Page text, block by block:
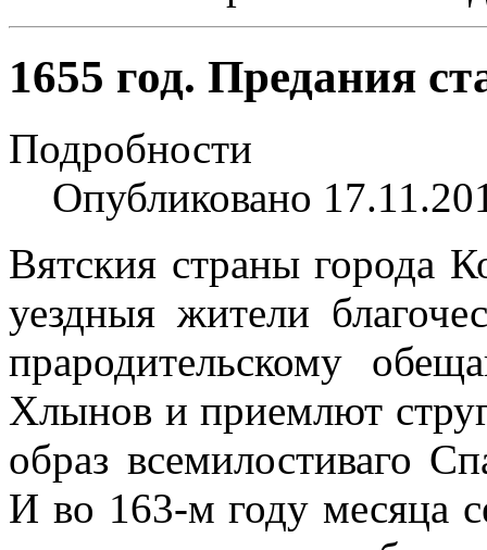
1655 год. Предания
Подробности
Опубликовано
Вятския страны города
уездныя жители
прародительскому
Хлынов и приемлют
образ всемилостиваго
И во 163-м году месяца